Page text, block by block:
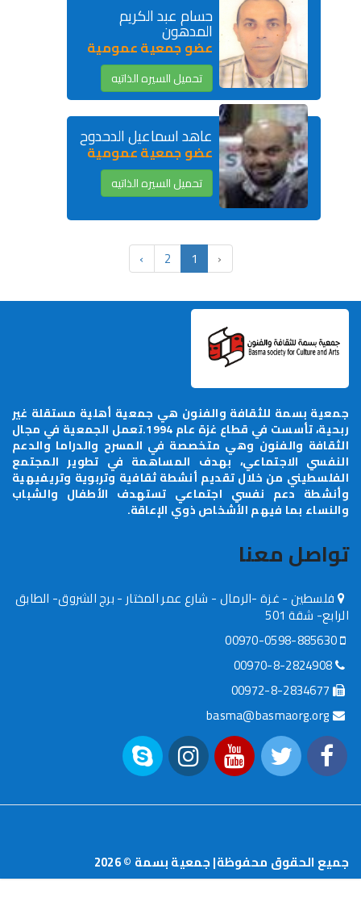
حسام عبد الكريم
المدهون
عضو جمعية عمومية
تحميل السيره الذاتيه
عاهد اسماعيل الدحدوح
عضو جمعية عمومية
تحميل السيره الذاتيه
والفنون هي جمعية أهلية مستقلة غير
ربحية، تأسست في قطاع غزة عام 1994.تعمل الجمعية في مجال
وهي متخصصة في المسرح والدراما والدعم
بهدف المساهمة في تطوير المجتمع
خلال تقديم أنشطة ثقافية وتربوية وتريفيهية
نفسي اجتماعي تستهدف الأطفال والشباب
الأشخاص ذوي الإعاقة.
-الرمال - شارع عمر المختار - برج الشروق- الطابق
محفوظة| جمعية بسمة ©2026